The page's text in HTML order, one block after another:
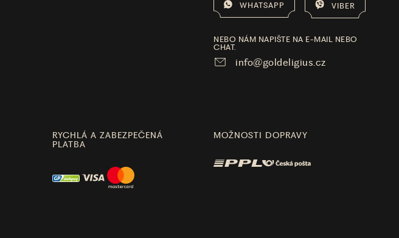
WHATSAPP VIBER
NEBO NÁM NAPIŠTE NA E-MAIL NEBO
CHAT.
info@goldeligius.cz
RYCHLÁ A ZABEZPEČENÁ
PLATBA
MOŽNOSTI DOPRAVY